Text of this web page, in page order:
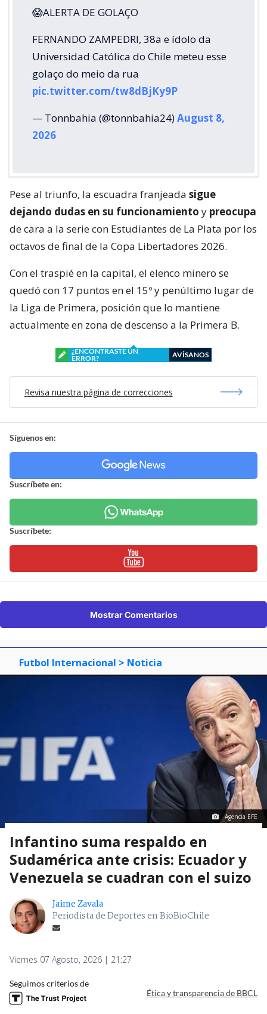
😱ALERTA DE GOLAÇO
FERNANDO ZAMPEDRI, 38a e ídolo da
Universidad Católica do Chile meteu esse
golaço do meio da rua
pic.twitter.com/tw8dBjKy9P
— Tonnbahia (@tonnbahia24)August 8,
2026
Pese al triunfo, la escuadra franjeada sigue
dejando dudas en su funcionamiento y preocupa
de cara a la serie con Estudiantes de La Plata por los
octavos de final de la Copa Libertadores 2026.
Con el traspié en la capital, el elenco minero se
quedó con 17 puntos en el 15º y penúltimo lugar de
la Liga de Primera, posición que lo mantiene
actualmente en zona de descenso a la Primera B.
¿ENCONTRASTE UN
ERROR?
AVÍSANOS
Revisa nuestra página de correcciones
Síguenos en:
Suscríbete en:
Suscríbete:
Mostrar Comentarios
Futbol Internacional > Noticia
Agencia EFE
Infantino suma respaldo en
Sudamérica ante crisis: Ecuador y
Venezuela se cuadran con el suizo
Jaime Zavala
Periodista de Deportes en BioBioChile
Viernes 07 Agosto, 2026 | 21:27
Seguimos criterios de
Ética y transparencia de BBCL